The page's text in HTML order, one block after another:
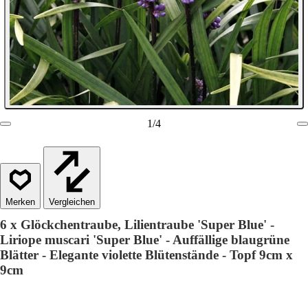
1/4
Vergleichen
6 x Glöckchentraube, Lilientraube 'Super Blue' -
Liriope muscari 'Super Blue' - Auffällige blaugrüne
Blätter - Elegante violette Blütenstände - Topf 9cm x
9cm